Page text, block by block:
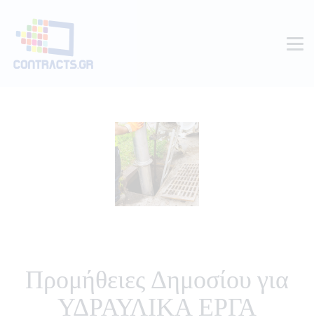
Προμήθειες Δημοσίου για
ΥΔΡΑΥΛΙΚΑ ΕΡΓΑ